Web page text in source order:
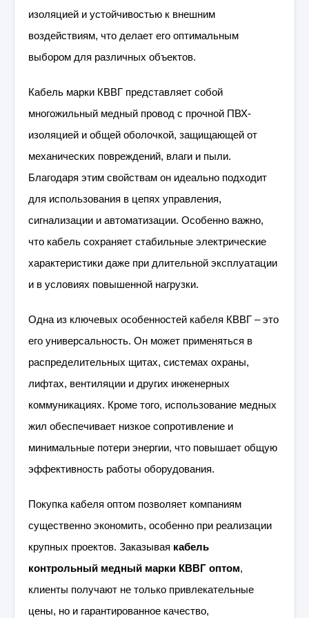
изоляцией и устойчивостью к внешним
воздействиям, что делает его оптимальным
выбором для различных объектов.
Кабель марки КВВГ представляет собой
многожильный медный провод с прочной ПВХ-
изоляцией и общей оболочкой, защищающей от
механических повреждений, влаги и пыли.
Благодаря этим свойствам он идеально подходит
для использования в цепях управления,
сигнализации и автоматизации. Особенно важно,
что кабель сохраняет стабильные электрические
характеристики даже при длительной эксплуатации
и в условиях повышенной нагрузки.
Одна из ключевых особенностей кабеля КВВГ – это
его универсальность. Он может применяться в
распределительных щитах, системах охраны,
лифтах, вентиляции и других инженерных
коммуникациях. Кроме того, использование медных
жил обеспечивает низкое сопротивление и
минимальные потери энергии, что повышает общую
эффективность работы оборудования.
Покупка кабеля оптом позволяет компаниям
существенно экономить, особенно при реализации
крупных проектов. Заказывая кабель
контрольный медный марки КВВГ оптом,
клиенты получают не только привлекательные
цены, но и гарантированное качество,